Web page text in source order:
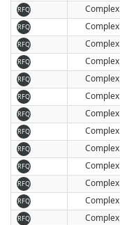
RFQ Complex
RFQ Complex
RFQ Complex
RFQ Complex
RFQ Complex
RFQ Complex
RFQ Complex
RFQ Complex
RFQ Complex
RFQ Complex
RFQ Complex
RFQ Complex
RFQ Complex